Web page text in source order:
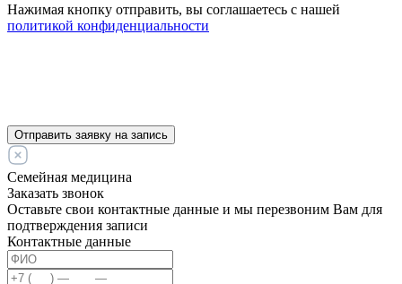
Нажимая кнопку отправить, вы соглашаетесь с нашей
политикой конфиденциальности
Отправить заявку на запись
Семейная медицина
Заказать звонок
Оставьте свои контактные данные и мы перезвоним Вам для
подтверждения записи
Контактные данные